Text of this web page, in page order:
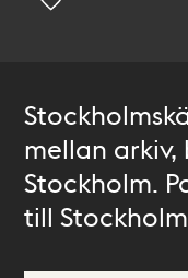
mellan
Stockholm.
till